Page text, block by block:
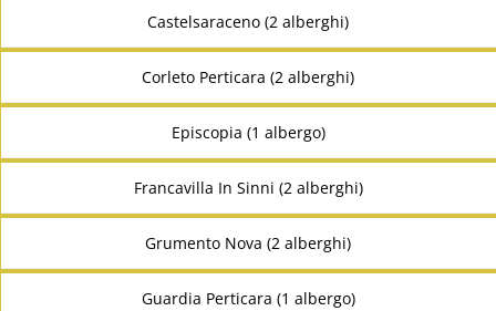
Castelsaraceno (2 alberghi)
Corleto Perticara (2 alberghi)
Episcopia (1 albergo)
Francavilla In Sinni (2 alberghi)
Grumento Nova (2 alberghi)
Guardia Perticara (1 albergo)